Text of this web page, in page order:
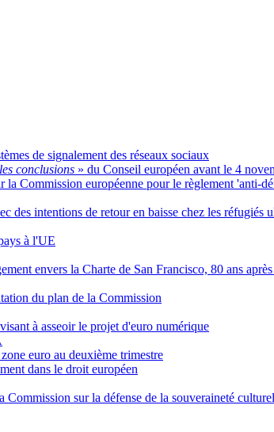
de signalement des réseaux sociaux
conclusions » du Conseil européen avant le 4
Commission européenne pour le règlement 'anti-
des intentions de retour en baisse chez les réfugiés
à l'UE
envers la Charte de San Francisco, 80 ans
du plan de la Commission
à asseoir le projet d'euro numérique
euro au deuxième trimestre
dans le droit européen
sur la défense de la souveraineté